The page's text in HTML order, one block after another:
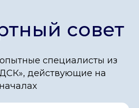
специалисты из
действующие на